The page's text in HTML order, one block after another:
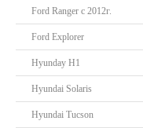
Ford Ranger с 2012г.
Ford Explorer
Hyunday H1
Hyundai Solaris
Hyundai Tucson